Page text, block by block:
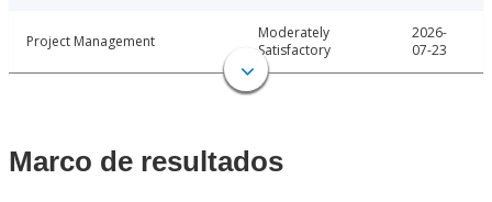
Project Management
Moderately
Satisfactory
2026-
07-23
Marco de resultados